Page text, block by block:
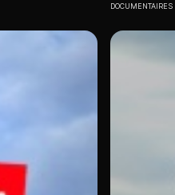
DOCUMENTAIRES